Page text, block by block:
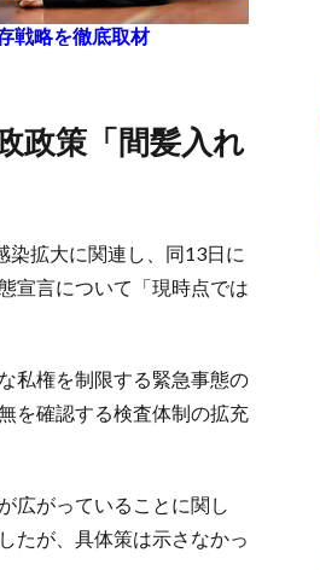
戦略を徹底取材
拡大に関連し、同13日に
宣言について「現時点では
私権を制限する緊急事態の
を確認する検査体制の拡充
広がっていることに関し
たが、具体策は示さなかっ